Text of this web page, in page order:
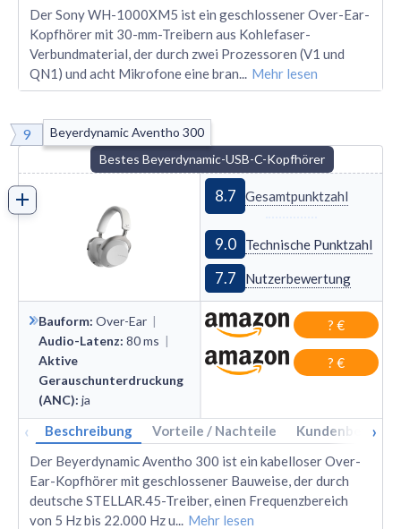
Der Sony WH-1000XM5 ist ein geschlossener Over-Ear-
Kopfhörer mit 30-mm-Treibern aus Kohlefaser-
Verbundmaterial, der durch zwei Prozessoren (V1 und
QN1) und acht Mikrofone eine bran... Mehr lesen
9
Beyerdynamic Aventho 300
Bestes Beyerdynamic-USB-C-Kopfhörer
8.7 Gesamtpunktzahl
9.0 Technische Punktzahl
7.7 Nutzerbewertung
Bauform: Over-Ear |
Audio-Latenz: 80ms |
Aktive
Gerauschunterdruckung
(ANC): ja
? €
? €
‹ Beschreibung Vorteile / Nachteile ›
Der Beyerdynamic Aventho 300 ist ein kabelloser Over-
Ear-Kopfhörer mit geschlossener Bauweise, der durch
deutsche STELLAR.45-Treiber, einen Frequenzbereich
von 5 Hz bis 22.000 Hz u... Mehr lesen